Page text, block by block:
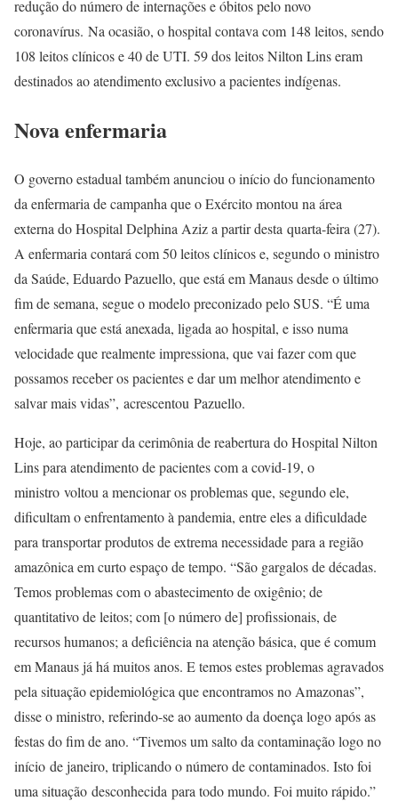
redução do número de internações e óbitos pelo novo
coronavírus. Na ocasião, o hospital contava com 148 leitos, sendo
108 leitos clínicos e 40 de UTI. 59 dos leitos Nilton Lins eram
destinados ao atendimento exclusivo a pacientes indígenas.
Nova enfermaria
O governo estadual também anunciou o início do funcionamento
da enfermaria de campanha que o Exército montou na área
externa do Hospital Delphina Aziz a partir desta quarta-feira (27).
A enfermaria contará com 50 leitos clínicos e, segundo o ministro
da Saúde, Eduardo Pazuello, que está em Manaus desde o último
fim de semana, segue o modelo preconizado pelo SUS. “É uma
enfermaria que está anexada, ligada ao hospital, e isso numa
velocidade que realmente impressiona, que vai fazer com que
possamos receber os pacientes e dar um melhor atendimento e
salvar mais vidas”, acrescentou Pazuello.
Hoje, ao participar da cerimônia de reabertura do Hospital Nilton
Lins para atendimento de pacientes com a covid-19, o
ministro voltou a mencionar os problemas que, segundo ele,
dificultam o enfrentamento à pandemia, entre eles a dificuldade
para transportar produtos de extrema necessidade para a região
amazônica em curto espaço de tempo. “São gargalos de décadas.
Temos problemas com o abastecimento de oxigênio; de
quantitativo de leitos; com [o número de] profissionais, de
recursos humanos; a deficiência na atenção básica, que é comum
em Manaus já há muitos anos. E temos estes problemas agravados
pela situação epidemiológica que encontramos no Amazonas”,
disse o ministro, referindo-se ao aumento da doença logo após as
festas do fim de ano. “Tivemos um salto da contaminação logo no
início de janeiro, triplicando o número de contaminados. Isto foi
uma situação desconhecida para todo mundo. Foi muito rápido.”